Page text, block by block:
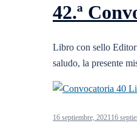
42.ª
Libro con sello
saludo, la presente
16 septiembre, 202116